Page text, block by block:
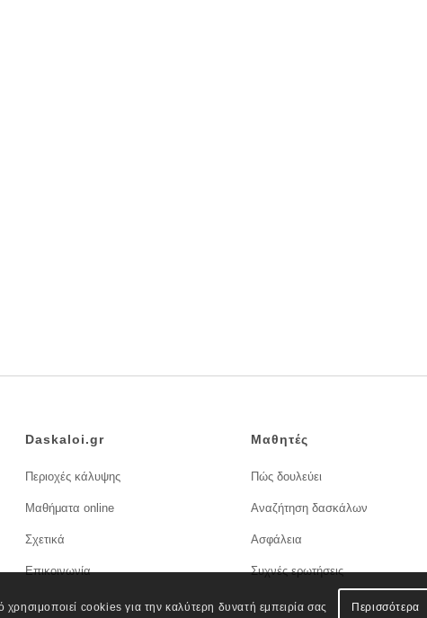
Daskaloi.gr
Περιοχές κάλυψης
Μαθήματα online
Σχετικά
Επικοινωνία
Μαθητές
Πώς δουλεύει
Αναζήτηση δασκάλων
Ασφάλεια
Συχνές ερωτήσεις
χρησιμοποιεί cookies για την καλύτερη δυνατή εμπειρία σας Περισσότερα